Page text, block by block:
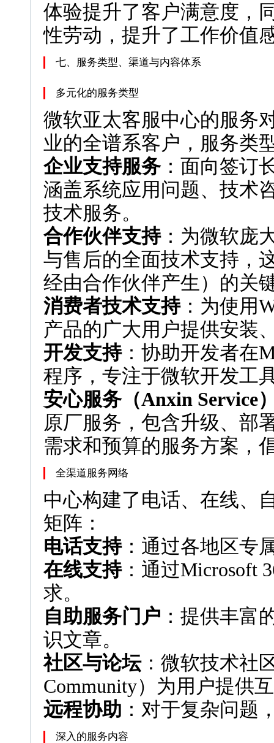
体验提升了客户满意度，
性劳动，提升了工作价值
七、服务类型、渠道与内容体系
多元化的服务类型
微软亚太客服中心的服务
业的全谱系客户，服务类
企业支持服务：面向签订
涵盖系统应用问题、技术
技术服务。
合作伙伴支持：为微软庞
与售后的全面技术支持，
经由合作伙伴产生）的关
消费者技术支持：为使用
产品的广大用户提供安装
开发支持：协助开发者在
程序，专注于微软开发工
安心服务（Anxin Service
原厂服务，包含升级、部
需求和预算的服务方案，
全渠道服务网络
中心构建了电话、在线、
矩阵：
电话支持：通过各地区专
在线支持：通过Microsoft
求。
自助服务门户 ：提供丰富
识文章。
社区与论坛：微软技术社
Community）为用户提供
远程协助 ：对于复杂问题
深入的服务内容